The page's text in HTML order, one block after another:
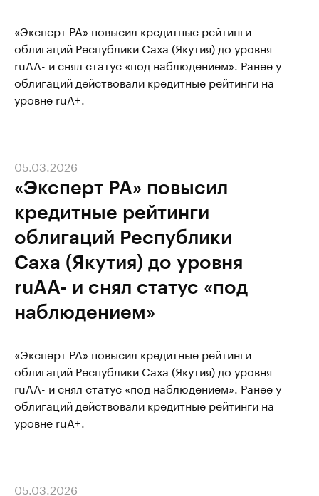
«Эксперт РА» повысил кредитные рейтинги
облигаций Республики Саха (Якутия) до уровня
ruAA- и снял статус «под наблюдением». Ранее у
облигаций действовали кредитные рейтинги на
уровне ruA+.
«Эксперт РА» повысил
кредитные рейтинги
облигаций Республики
Саха (Якутия) до уровня
ruAA- и cнял статус «под
наблюдением»
05.03.2026
«Эксперт РА» повысил кредитные рейтинги
облигаций Республики Саха (Якутия) до уровня
ruAA- и снял статус «под наблюдением». Ранее у
облигаций действовали кредитные рейтинги на
уровне ruA+.
05.03.2026